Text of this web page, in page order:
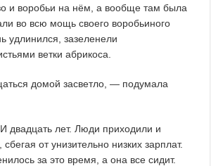
и воробьи на нём, а вообще там была
во всю мощь своего воробьиного
удлинился, зазеленели
ветки абрикоса.
домой засветло, — подумала
двадцать лет. Люди приходили и
от унизительно низких зарплат.
за это время, а она все сидит.